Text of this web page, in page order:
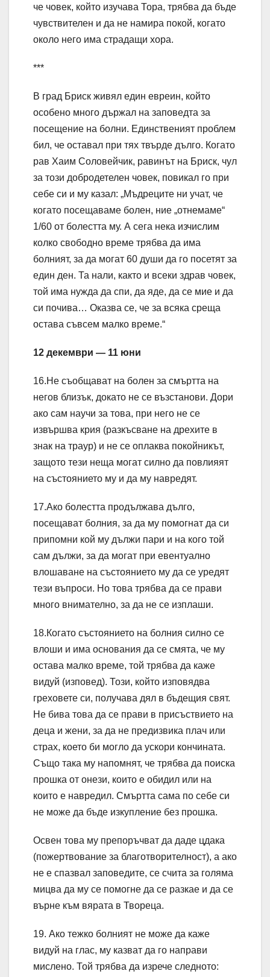
че човек, който изучава Тора, трябва да бъде
чувствителен и да не намира покой, когато
около него има страдащи хора.
***
В град Бриск живял един евреин, който
особено много държал на заповедта за
посещение на болни. Единственият проблем
бил, че оставал при тях твърде дълго. Когато
рав Хаим Соловейчик, равинът на Бриск, чул
за този добродетелен човек, повикал го при
себе си и му казал: „Мъдреците ни учат, че
когато посещаваме болен, ние „отнемаме“
1/60 от болестта му. А сега нека изчислим
колко свободно време трябва да има
болният, за да могат 60 души да го посетят за
един ден. Та нали, както и всеки здрав човек,
той има нужда да спи, да яде, да се мие и да
си почива… Оказва се, че за всяка среща
остава съвсем малко време.“
12 декември — 11 юни
16.Не съобщават на болен за смъртта на
негов близък, докато не се възстанови. Дори
ако сам научи за това, при него не се
извършва крия (разкъсване на дрехите в
знак на траур) и не се оплаква покойникът,
защото тези неща могат силно да повлияят
на състоянието му и да му навредят.
17.Ако болестта продължава дълго,
посещават болния, за да му помогнат да си
припомни кой му дължи пари и на кого той
сам дължи, за да могат при евентуално
влошаване на състоянието му да се уредят
тези въпроси. Но това трябва да се прави
много внимателно, за да не се изплаши.
18.Когато състоянието на болния силно се
влоши и има основания да се смята, че му
остава малко време, той трябва да каже
видуй (изповед). Този, който изповядва
греховете си, получава дял в бъдещия свят.
Не бива това да се прави в присъствието на
деца и жени, за да не предизвика плач или
страх, което би могло да ускори кончината.
Също така му напомнят, че трябва да поиска
прошка от онези, които е обидил или на
които е навредил. Смъртта сама по себе си
не може да бъде изкупление без прошка.
Освен това му препоръчват да даде цдака
(пожертвование за благотворителност), а ако
не е спазвал заповедите, се счита за голяма
мицва да му се помогне да се разкае и да се
върне към вярата в Твореца.
19. Ако тежко болният не може да каже
видуй на глас, му казват да го направи
мислено. Той трябва да изрече следното: